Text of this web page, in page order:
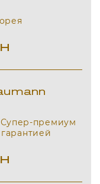
премиум